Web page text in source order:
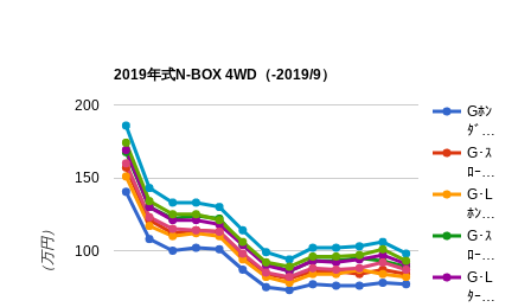
2019年式N-BOX 4WD（-2019/9）
Gﾎﾝ
ﾀﾞ…
G･ｽ
ﾛｰ…
G･L
ﾎﾝ…
G･ｽ
ﾛｰ…
G･L
ﾀｰ…
100
150
200
（万円）